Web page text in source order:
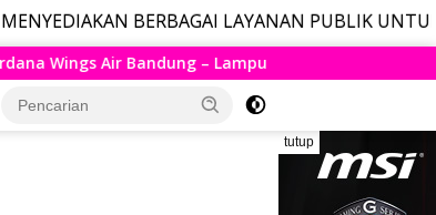
BERBAGAI LAYANAN PUBLIK UNTUK
Resmi Mengudara, Husein Kembali Layani Rute
tutup